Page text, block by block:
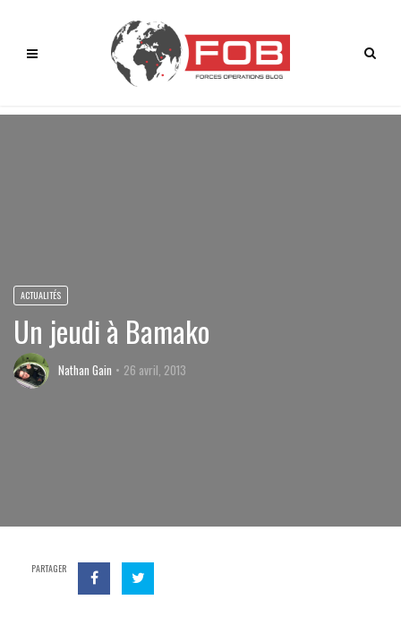
ACTUALITÉS
Un jeudi à Bamako
Nathan Gain 26 avril, 2013
PARTAGER